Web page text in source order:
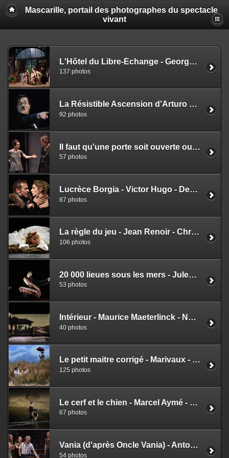
Mascarille, portail des photographes du spectacle
vivant
L'Hôtel du Libre-Échange - Georges Feydeau - Isabelle Nanty
137 photos
La Résistible Ascension d'Arturo Ui - Bertolt Brecht - Katharina Thalbach
92 photos
Il faut qu'une porte soit ouverte ou fermée - Alfred de Musset - Laurent Delvert
57 photos
Lucrèce Borgia - Victor Hugo - Denis Podalydès
87 photos
La règle du jeu - Jean Renoir - Christiane Jatahy
106 photos
20 000 lieues sous les mers - Jules Verne - Christian Hecq et Valérie Lesort
53 photos
Intérieur - Maurice Maeterlinck - Nâzim Boudjenah
40 photos
Le petit maitre corrigé - Marivaux - Clément Hervieu-Léger
125 photos
Le cerf et le chien - Marcel Aymé - Véronique Vella
67 photos
Vania (d'après Oncle Vania) - Anton Tchekhov - Julie Deliquet
54 photos